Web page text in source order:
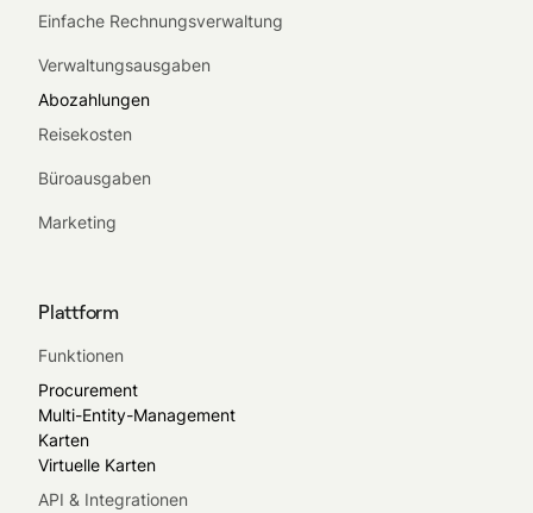
Einfache Rechnungsverwaltung
Verwaltungsausgaben
Abozahlungen
Reisekosten
Büroausgaben
Marketing
Plattform
Funktionen
Procurement
Multi-Entity-Management
Karten
Virtuelle Karten
API & Integrationen